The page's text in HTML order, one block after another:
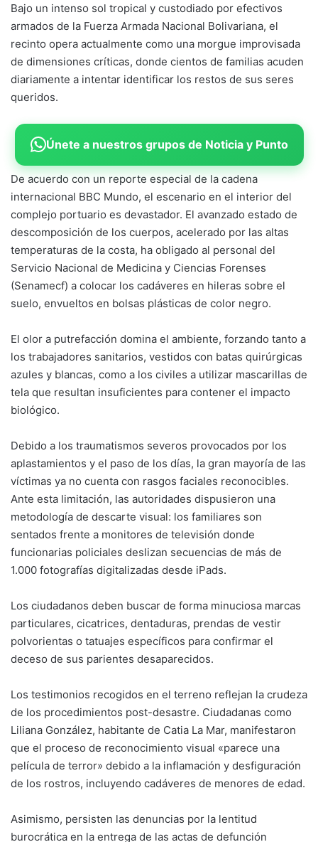
Bajo un intenso sol tropical y custodiado por efectivos
armados de la Fuerza Armada Nacional Bolivariana, el
recinto opera actualmente como una morgue improvisada
de dimensiones críticas, donde cientos de familias acuden
diariamente a intentar identificar los restos de sus seres
queridos.
Únete a nuestros grupos de Noticia y Punto
De acuerdo con un reporte especial de la cadena
internacional BBC Mundo, el escenario en el interior del
complejo portuario es devastador. El avanzado estado de
descomposición de los cuerpos, acelerado por las altas
temperaturas de la costa, ha obligado al personal del
Servicio Nacional de Medicina y Ciencias Forenses
(Senamecf) a colocar los cadáveres en hileras sobre el
suelo, envueltos en bolsas plásticas de color negro.
El olor a putrefacción domina el ambiente, forzando tanto a
los trabajadores sanitarios, vestidos con batas quirúrgicas
azules y blancas, como a los civiles a utilizar mascarillas de
tela que resultan insuficientes para contener el impacto
biológico.
Debido a los traumatismos severos provocados por los
aplastamientos y el paso de los días, la gran mayoría de las
víctimas ya no cuenta con rasgos faciales reconocibles.
Ante esta limitación, las autoridades dispusieron una
metodología de descarte visual: los familiares son
sentados frente a monitores de televisión donde
funcionarias policiales deslizan secuencias de más de
1.000 fotografías digitalizadas desde iPads.
Los ciudadanos deben buscar de forma minuciosa marcas
particulares, cicatrices, dentaduras, prendas de vestir
polvorientas o tatuajes específicos para confirmar el
deceso de sus parientes desaparecidos.
Los testimonios recogidos en el terreno reflejan la crudeza
de los procedimientos post-desastre. Ciudadanas como
Liliana González, habitante de Catia La Mar, manifestaron
que el proceso de reconocimiento visual «parece una
película de terror» debido a la inflamación y desfiguración
de los rostros, incluyendo cadáveres de menores de edad.
Asimismo, persisten las denuncias por la lentitud
burocrática en la entrega de las actas de defunción